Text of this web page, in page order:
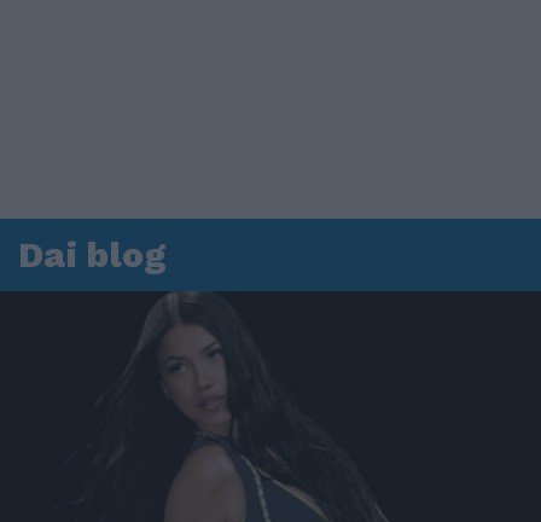
Dai blog